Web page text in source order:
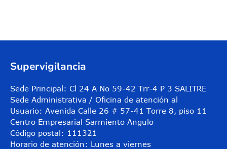
Supervigilancia
Sede Principal: Cl 24 A No 59-42 Trr-4 P 3 SALITRE
Sede Administrativa / Oficina de atención al
Usuario: Avenida Calle 26 # 57-41 Torre 8, piso 11
Centro Empresarial Sarmiento Angulo
Código postal: 111321
Horario de atención: Lunes a viernes